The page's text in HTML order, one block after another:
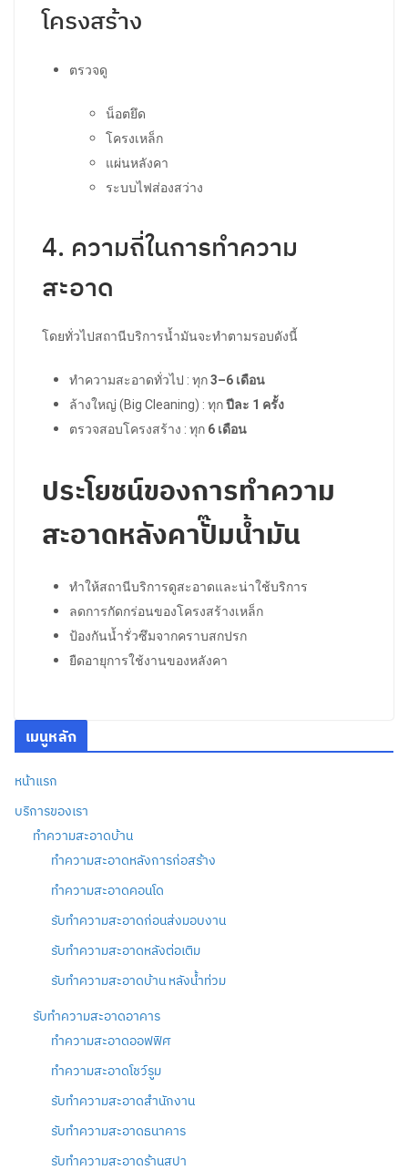
โครงสร้าง
ตรวจดู
น็อตยึด
โครงเหล็ก
แผ่นหลังคา
ระบบไฟส่องสว่าง
4. ความถี่ในการทำความ
สะอาด
โดยทั่วไปสถานีบริการน้ำมันจะทำตามรอบดังนี้
ทำความสะอาดทั่วไป : ทุก3–6 เดือน
ล้างใหญ่ (Big Cleaning) : ทุกปีละ 1 ครั้ง
ตรวจสอบโครงสร้าง : ทุก 6 เดือน
ประโยชน์ของการทำความ
สะอาดหลังคาปั๊มน้ำมัน
ทำให้สถานีบริการดูสะอาดและน่าใช้บริการ
ลดการกัดกร่อนของโครงสร้างเหล็ก
ป้องกันน้ำรั่วซึมจากคราบสกปรก
ยืดอายุการใช้งานของหลังคา
เมนูหลัก
หน้าแรก
บริการของเรา
ทำความสะอาดบ้าน
ทำความสะอาดหลังการก่อสร้าง
ทำความสะอาดคอนโด
รับทำความสะอาดก่อนส่งมอบงาน
รับทำความสะอาดหลังต่อเติม
รับทำความสะอาดบ้าน หลังน้ำท่วม
รับทำความสะอาดอาคาร
ทำความสะอาดออฟฟิศ
ทำความสะอาดโชว์รูม
รับทำความสะอาดสำนักงาน
รับทำความสะอาดธนาคาร
รับทำความสะอาดร้านสปา